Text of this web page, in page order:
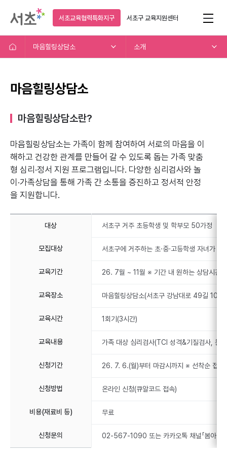
서초교육협력특화지구 서초구교육지원센터
마음힐링상담소 소개
마음힐링상담소
마음힐링상담소란?
마음힐링상담소는 가족이 함께 참여하여 서로의 마음을 이
해하고 건강한 관계를 만들어 갈 수 있도록 돕는 가족 맞춤
형 심리·정서 지원 프로그램입니다. 다양한 심리검사와 놀
이·가족상담을 통해 가족 간 소통을 증진하고 정서적 안정
을 지원합니다.
대상 서초구 거주 초등학생 및 학부모 50가정
모집대상 서초구에 거주하는 초·중·고등학생 자녀가
교육기간 26. 7월 ~ 11월 ※ 기간 내 원하는 상담시간
교육장소 마음힐링상담소(서초구 강남대로 49길 10)
교육시간 1회기(3시간)
교육내용 가족 대상 심리검사(TCI 성격&기질검사, 문
신청기간 26. 7. 6.(월)부터 마감시까지 ※ 선착순 접수
신청방법 온라인 신청(큐알코드 접속)
비용(재료비 등) 무료
신청문의 02-567-1090 또는 카카오톡 채널「봄아동청